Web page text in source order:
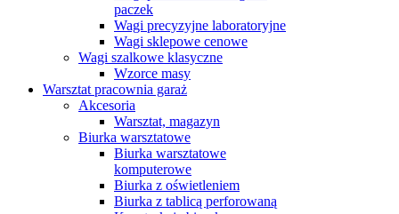
paczek
Wagi precyzyjne laboratoryjne
Wagi sklepowe cenowe
Wagi szalkowe klasyczne
Wzorce masy
Warsztat pracownia garaż
Akcesoria
Warsztat, magazyn
Biurka warsztatowe
Biurka warsztatowe
komputerowe
Biurka z oświetleniem
Biurka z tablicą perforowaną